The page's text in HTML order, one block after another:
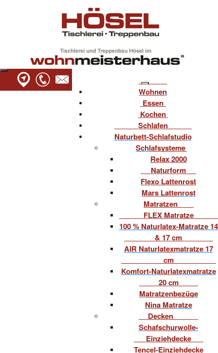
Wohnen
Essen
Kochen
Schlafen
Naturbett-Schlafstudio
Schlafsysteme
Relax 2000
Naturform
Flexo Lattenrost
Mars Lattenrost
Matratzen
FLEX Matratze
100 % Naturlatex-Matratze 14
& 17 cm
AIR Naturlatexmatratze 17
cm
Komfort-Naturlatexmatratze
20 cm
Matratzenbezüge
Nina Matratze
Decken
Schafschurwolle-
Einziehdecke
Tencel-Einziehdecke